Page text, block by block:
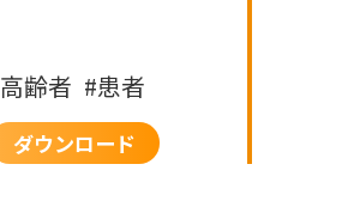
高齢者 患者
ダウンロード